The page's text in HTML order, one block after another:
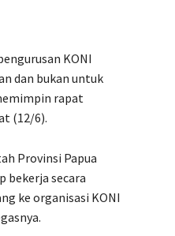
KONI
dan bukan untuk
rapat
(12/6).
Provinsi Papua
bekerja secara
ke organisasi KONI